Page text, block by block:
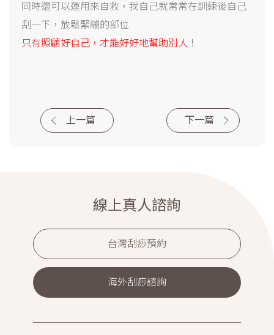
同時還可以運用來自救，我自己就常常在訓練後自己
刮一下，放鬆緊繃的部位
只有照顧好自己，才能好好地幫助別人 ！
上一篇 下一篇
線上真人諮詢
台灣刮痧預約
海外刮痧諮詢